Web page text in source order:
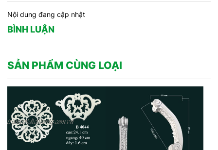
Nội dung đang cập nhật
BÌNH LUẬN
SẢN PHẨM CÙNG LOẠI